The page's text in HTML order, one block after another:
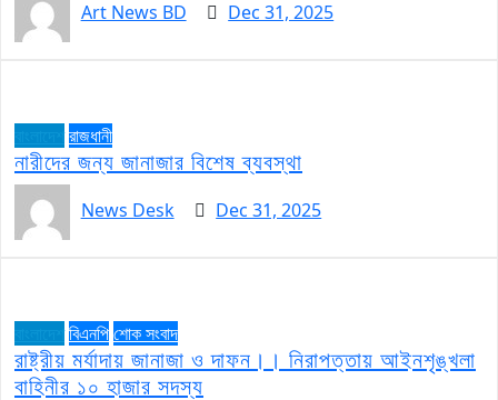
Art News BD Dec 31, 2025
রাজধানী
নারীদের জন্য জানাজার বিশেষ ব্যবস্থা
News Desk
Dec 31, 2025
বিএনপিশোক সংবাদ
রাষ্ট্রীয় মর্যাদায় জানাজা ও দাফন।। নিরাপত্তায় আইনশৃঙ্খলা
বাহিনীর ১০ হাজার সদস্য